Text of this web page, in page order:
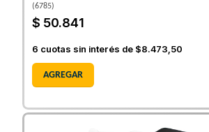
(6785)
$ 50.841
6 cuotas sin interés de $8.473,50
AGREGAR